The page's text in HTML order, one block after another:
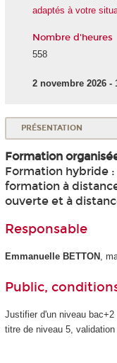
adaptés à votre
Nombre d'heures
558
2 novembre 2026 -
PRÉSENTATION
Formation
Formation hybride
formation à
ouverte et à
Responsable
Emmanuelle BETTON ,
Public,
Justifier d'un niveau
titre de niveau 5,